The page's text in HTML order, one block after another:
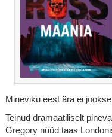
Mineviku eest ära ei
Teinud dramaatiliselt
Gregory nüüd taas